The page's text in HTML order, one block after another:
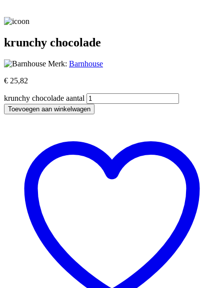
krunchy chocolade
Merk: Barnhouse
€ 25,82
krunchy chocolade aantal
Toevoegen aan winkelwagen